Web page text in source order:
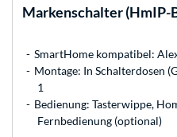
Markenschalter (HmIP-
SmartHome kompatibel:
Montage: In Schalterdosen
1
Bedienung: Tasterwippe,
Fernbedienung (optional)